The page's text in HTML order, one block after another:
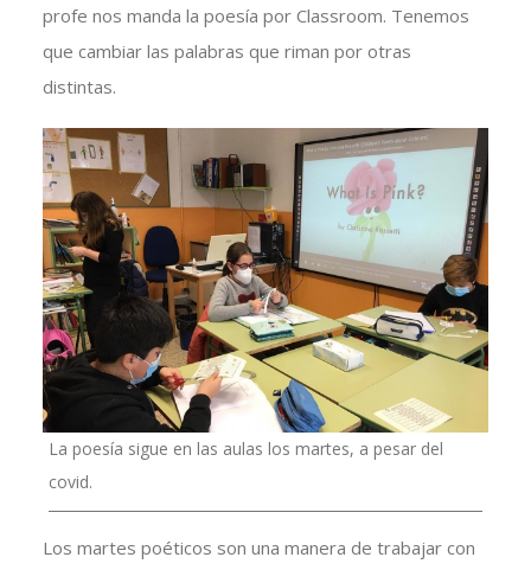
profe nos manda la poesía por Classroom. Tenemos
que cambiar las palabras que riman por otras
distintas.
La poesía sigue en las aulas los martes, a pesar del
covid.
Los martes poéticos son una manera de trabajar con